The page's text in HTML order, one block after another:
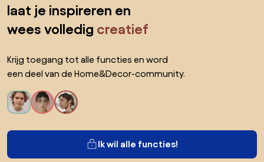
laat je inspireren en
wees volledig creatief
Krijg toegang tot alle functies en word
een deel van de Home&Decor-community.
Ik wil alle functies!